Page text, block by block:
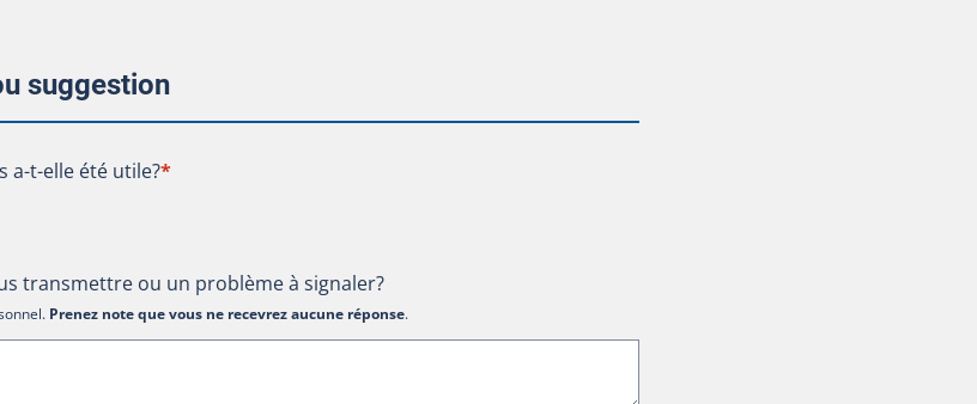
suggestion
a-t-elle été utile?
a-t-elle été utile?*
transmettre ou un problème à signaler?
Prenez note que vous ne recevrez aucune réponse.